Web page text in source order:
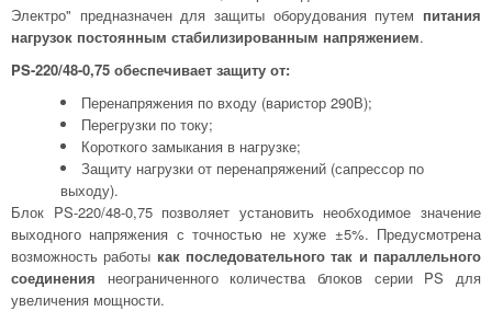
Электро" предназначен для защиты оборудования путем питания
нагрузок постоянным стабилизированным напряжением.
PS-220/48-0,75 обеспечивает защиту от:
Перенапряжения по входу (варистор 290В);
Перегрузки по току;
Короткого замыкания в нагрузке;
Защиту нагрузки от перенапряжений (сапрессор по
выходу).
Блок PS-220/48-0,75 позволяет установить необходимое значение
выходного напряжения с точностью не хуже ±5%. Предусмотрена
возможность работы как последовательного так и параллельного
соединения неограниченного количества блоков серии PS для
увеличения мощности.